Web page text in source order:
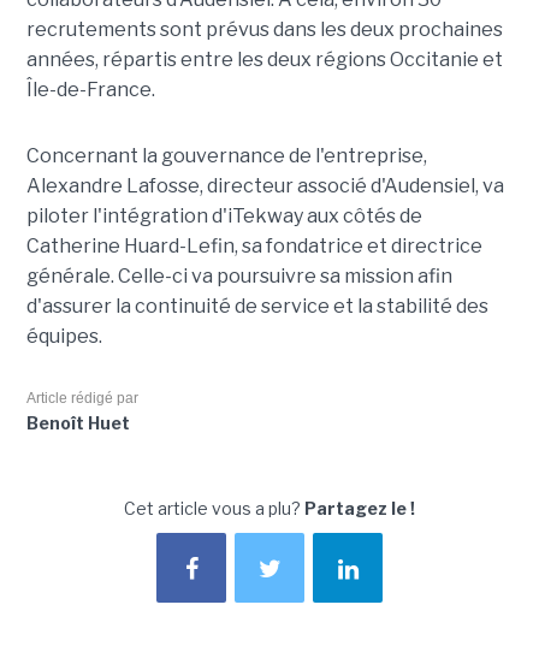
recrutements sont prévus dans les deux prochaines
années, répartis entre les deux régions Occitanie et
Île-de-France.
Concernant la gouvernance de l'entreprise,
Alexandre Lafosse, directeur associé d'Audensiel, va
piloter l'intégration d'iTekway aux côtés de
Catherine Huard-Lefin, sa fondatrice et directrice
générale. Celle-ci va poursuivre sa mission afin
d'assurer la continuité de service et la stabilité des
équipes.
Article rédigé par
Benoît Huet
Cet article vous a plu? Partagez le !